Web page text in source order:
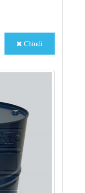
Chiudi